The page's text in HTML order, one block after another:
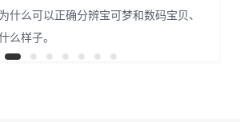
什么可以正确分辨宝可梦和数码宝贝、
么样子。